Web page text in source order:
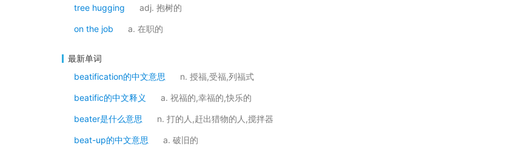
tree hugging adj. 抱树的
on the job a. 在职的
最新单词
beatification的中文意思
n. 授福,受福,列福式
beatific的中文释义 a. 祝福的,幸福的,快乐的
beater是什么意思 n. 打的人,赶出猎物的人,搅拌器
beat-up的中文意思 a. 破旧的